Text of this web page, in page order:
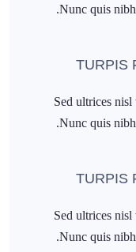
Nunc quis
TURPIS
Sed ultrices nisl
Nunc quis
TURPIS
Sed ultrices nisl
Nunc quis